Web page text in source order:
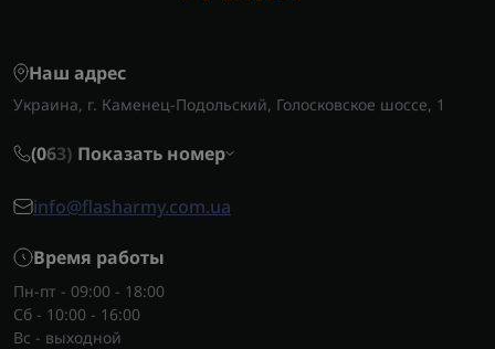
Наш адрес
Украина, г. Каменец-Подольский, Голосковское шоссе, 1
(063) Показать номер
info@flasharmy.com.ua
Время работы
Пн-пт - 09:00 - 18:00
Сб - 10:00 - 16:00
Вс - выходной